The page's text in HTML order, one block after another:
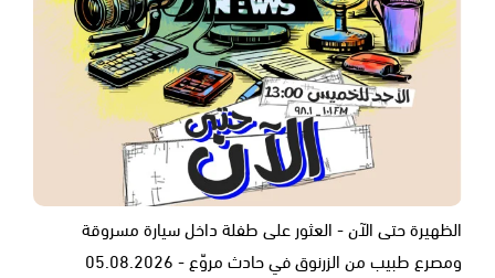
الظهيرة حتى الآن - العثور على طفلة داخل سيارة مسروقة
ومصرع طبيب من الزرنوق في حادث مروّع - 05.08.2026